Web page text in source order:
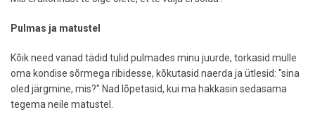
Pulmas ja matustel
Kõik need vanad tädid tulid pulmades minu juurde, torkasid mulle
oma kondise sõrmega ribidesse, kõkutasid naerda ja ütlesid: "sina
oled järgmine, mis?" Nad lõpetasid, kui ma hakkasin sedasama
tegema neile matustel.